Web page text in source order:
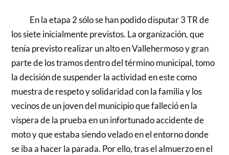
En la etapa 2 sólo se han podido disputar 3 TR de
los siete inicialmente previstos. La organización, que
tenía previsto realizar un alto en Vallehermoso y gran
parte de los tramos dentro del término municipal, tomo
la decisión de suspender la actividad en este como
muestra de respeto y solidaridad con la familia y los
vecinos de un joven del municipio que falleció en la
víspera de la prueba en un infortunado accidente de
moto y que estaba siendo velado en el entorno donde
se iba a hacer la parada. Por ello, tras el almuerzo en el